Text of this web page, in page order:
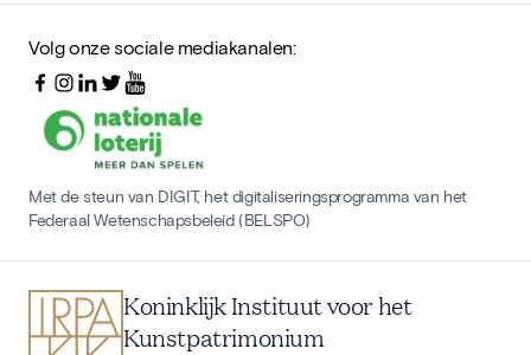
Volg onze sociale mediakanalen:
Met de steun van DIGIT, het digitaliseringsprogramma van het
Federaal Wetenschapsbeleid (BELSPO)
Koninklijk Instituut voor het
Kunstpatrimonium